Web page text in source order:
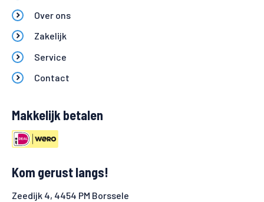
Over ons
Zakelijk
Service
Contact
Makkelijk betalen
Kom gerust langs!
Zeedijk 4, 4454 PM Borssele